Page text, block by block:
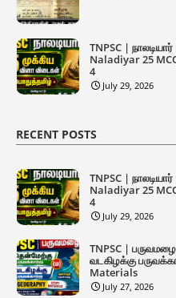
TNPSC |
Naladiyar 25
4
July 29, 2026
RECENT POSTS
TNPSC |
Naladiyar 25
4
July 29, 2026
TNPSC |
வடகிழக்கு
Materials
July 27, 2026